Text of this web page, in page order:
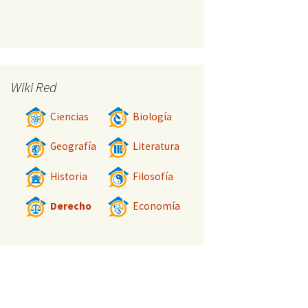
Wiki Red
Ciencias Biología
Geografía Literatura
Historia Filosofía
Derecho Economía